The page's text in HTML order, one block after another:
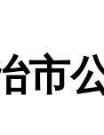
市